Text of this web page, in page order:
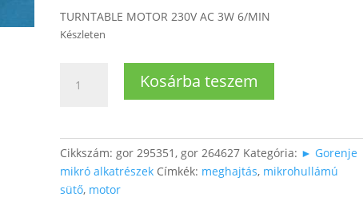
TURNTABLE MOTOR 230V AC 3W 6/MIN
Készleten
tányérmeghajtóKosárba teszem
Cikkszám:gor 295351, gor 264627 Kategória: ► Gorenje
mikró alkatrészek Címkék: meghajtás, mikrohullámú
sütő, motor